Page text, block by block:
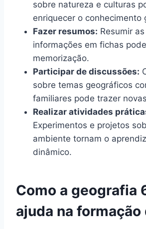
sobre natureza e culturas
enriquecer o conhecimento
Fazer resumos: Resumir
informações em fichas
memorização.
Participar de discussões:
sobre temas geográficos
familiares pode trazer
Realizar atividades
Experimentos e projetos
ambiente tornam o
dinâmico.
Como a geografia
ajuda na formação